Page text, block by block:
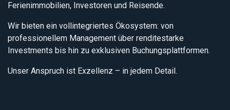
Ferienimmobilien, Investoren und Reisende.
Wir bieten ein vollintegriertes Ökosystem: von
professionellem Management über renditestarke
Investments bis hin zu exklusiven Buchungsplattformen.
Unser Anspruch ist Exzellenz – in jedem Detail.